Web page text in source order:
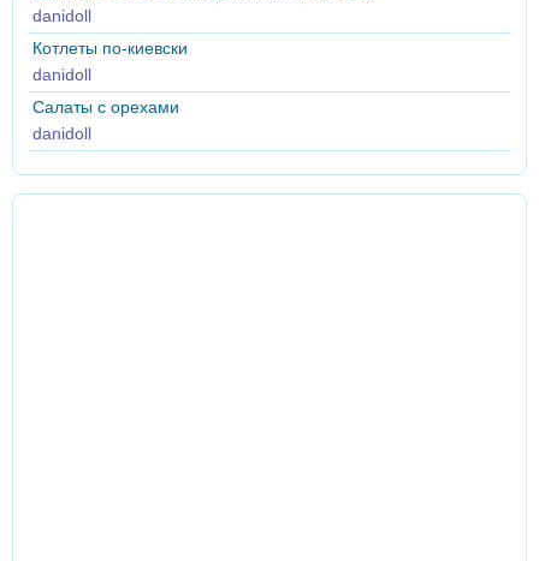
danidoll
Котлеты по-киевски
danidoll
Салаты с орехами
danidoll